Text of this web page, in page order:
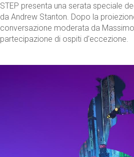
STEP presenta una serata speciale
da Andrew Stanton. Dopo la
conversazione moderata da
partecipazione di ospiti d'eccezione.